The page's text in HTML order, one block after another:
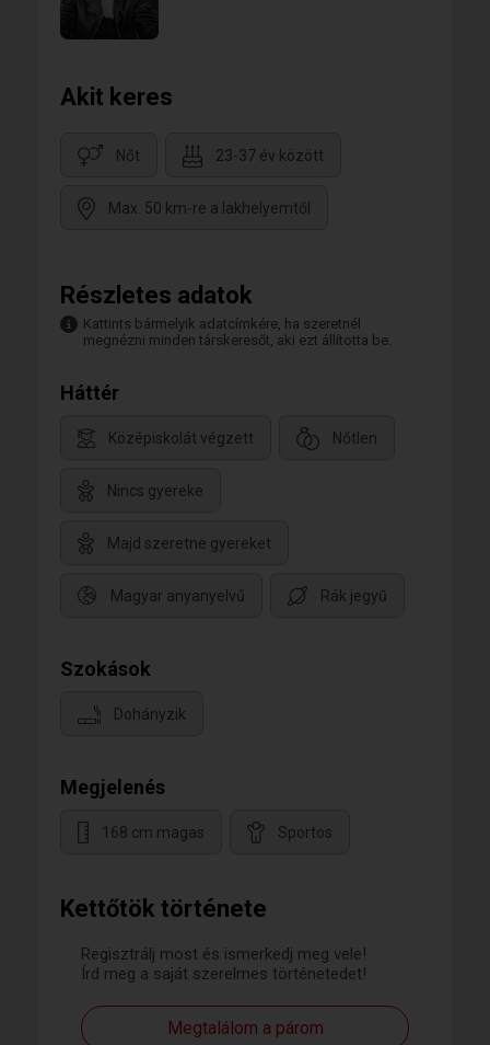
Kettőtök története
Regisztrálj most és ismerkedj meg vele!
Írd meg a saját szerelmes történetedet!
Megtalálom a párom
Akit keres
Nőt 23-37 év között
Max. 50 km-re a lakhelyemtől
Részletes adatok
Kattints bármelyik adatcímkére, ha szeretnél
megnézni minden társkeresőt, aki ezt állította be.
Háttér
Középiskolát végzett Nőtlen
Nincs gyereke
Majd szeretne gyereket
Magyar anyanyelvű Rák jegyű
Szokások
Dohányzik
Megjelenés
168 cm magas Sportos